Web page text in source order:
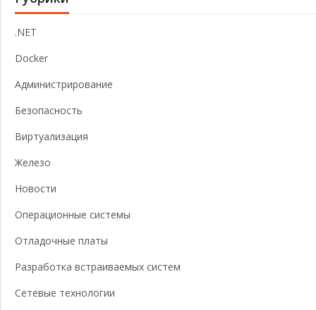
.NET
Docker
Администрирование
Безопасность
Виртуализация
Железо
Новости
Операционные системы
Отладочные платы
Разработка встраиваемых систем
Сетевые технологии